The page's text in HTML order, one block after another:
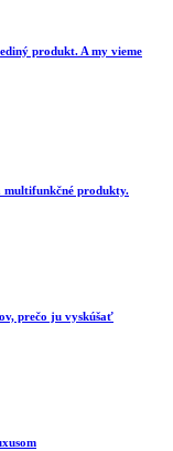
produkt. A my vieme
multifunkčné produkty.
prečo ju vyskúšať